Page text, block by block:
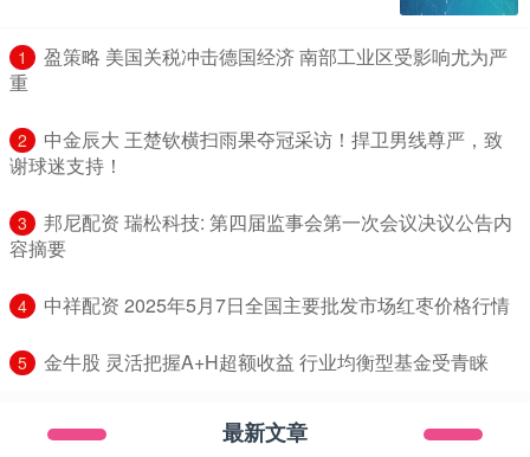
1
​盈策略 美国关税冲击德国经济 南部工业区受影响尤为严
重
2
​中金辰大 王楚钦横扫雨果夺冠采访！捍卫男线尊严，致
谢球迷支持！
3
​邦尼配资 瑞松科技: 第四届监事会第一次会议决议公告内
容摘要
4 ​中祥配资 2025年5月7日全国主要批发市场红枣价格行情
5 ​金牛股 灵活把握A+H超额收益 行业均衡型基金受青睐
最新文章